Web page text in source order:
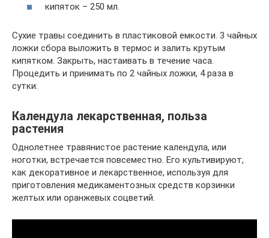
кипяток – 250 мл.
Сухие травы соединить в пластиковой емкости. 3 чайных
ложки сбора выложить в термос и залить крутым
кипятком. Закрыть, настаивать в течение часа.
Процедить и принимать по 2 чайных ложки, 4 раза в
сутки.
Календула лекарственная, польза
растения
Однолетнее травянистое растение календула, или
ноготки, встречается повсеместно. Его культивируют,
как декоративное и лекарственное, используя для
приготовления медикаментозных средств корзинки
желтых или оранжевых соцветий.